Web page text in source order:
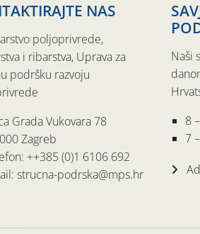
NAS
poljoprivrede,
i ribarstva, Uprava za
podršku razvoju
Grada Vukovara 78
Zagreb
++385 (0)1 6106 692
strucna-podrska@mps.hr
Naši
8
7